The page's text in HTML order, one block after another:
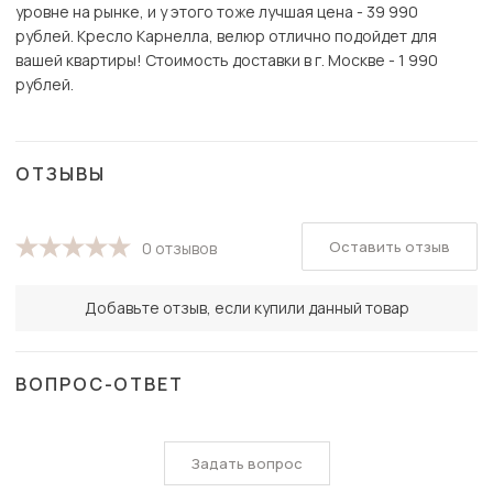
уровне на рынке, и у этого тоже лучшая цена - 39 990
рублей. Кресло Карнелла, велюр отлично подойдет для
вашей квартиры! Стоимость доставки в г. Москве - 1 990
рублей.
ОТЗЫВЫ
0 отзывов
Добавьте отзыв, если купили данный товар
Оставить отзыв
ВОПРОС-ОТВЕТ
Задать вопрос